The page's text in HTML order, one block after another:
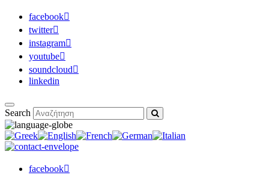
facebook
twitter
instagram
youtube
soundcloud
linkedin
Search
facebook